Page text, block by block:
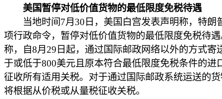
美国暂停对低价值货物的最低限度免税待遇
当地时间7月30日，美国白宫发表声明称，特朗
项行政命令，暂停对低价值货物的最低限度免税待
称，自8月29日起，通过国际邮政网络以外的方式寄
于或低于800美元且原本符合最低限度免税条件的进
征收所有适用关税。对于通过国际邮政系统运送的
将根据从价税或从量税征收关税。